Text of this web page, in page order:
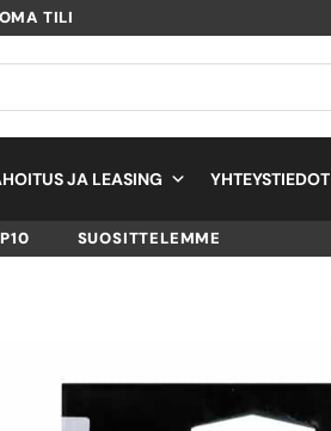
OMA TILI
JA LEASING YHTEYSTIEDOT
SUOSITTELEMME
–